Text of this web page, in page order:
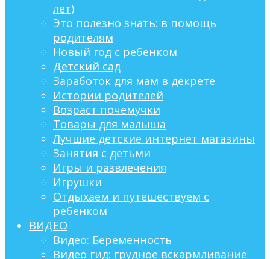
лет)
Это полезно знать: в помощь
родителям
Новый год с ребенком
Детский сад
Заработок для мам в декрете
Истории родителей
Возраст почемучки
Товары для малыша
Лучшие детские интернет магазины
Занятия с детьми
Игры и развлечения
Игрушки
Отдыхаем и путешествуем с
ребенком
ВИДЕО
Видео: Беременность
Видео гид: грудное вскармливание